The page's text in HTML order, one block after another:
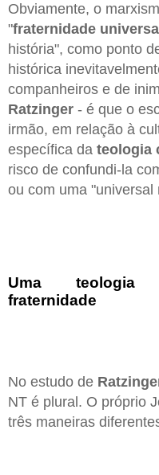
Obviamente, o
"fraternidade universal
história", como ponto
histórica
companheiros e de
Ratzinger - é que o
irmão, em relação à
específica da teologia
risco de confundi-la
ou com uma "universal
Uma teologia
fraternidade
No estudo de
NT é plural. O próprio
três maneiras